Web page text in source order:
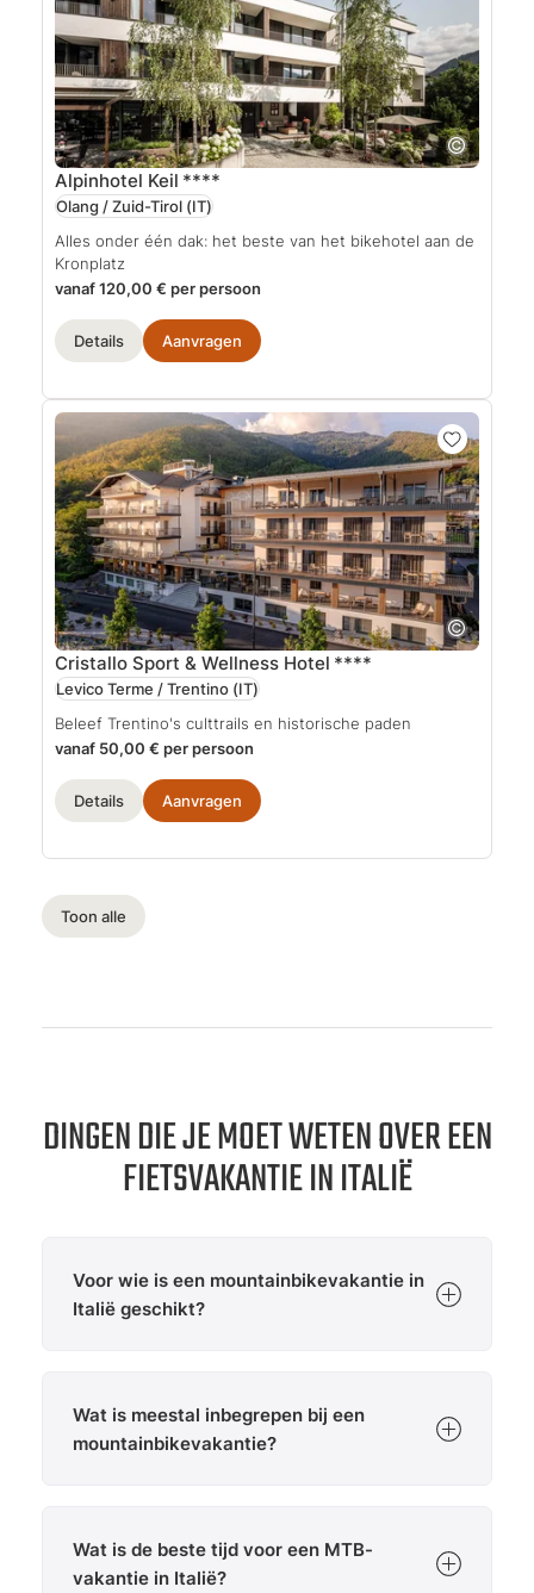
Alpinhotel Keil ****
Olang / Zuid-Tirol (IT)
Alles onder één dak: het beste van het bikehotel aan de
Kronplatz
vanaf 120,00 € per persoon
Details Aanvragen
Cristallo Sport & Wellness Hotel ****
Levico Terme / Trentino (IT)
Beleef Trentino's culttrails en historische paden
vanaf 50,00 € per persoon
Details Aanvragen
Toon alle
DINGEN DIE JE MOET WETEN OVER EEN
FIETSVAKANTIE IN ITALIË
Voor wie is een mountainbikevakantie in
Italië geschikt?
: profiteren van vloeiende routes en
techniektraining
Gevorderden & trailrijders: vinden uitdagende
alpiene en technische routes
Wat is meestal inbegrepen bij een
mountainbikevakantie?
Accommodatie in fietshotels
die gespecialiseerd
zijn in mountainbikers
Wat is de beste tijd voor een MTB-
vakantie in Italië?